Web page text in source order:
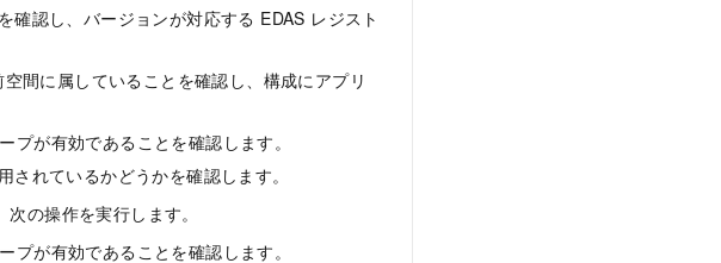
認し、バージョンが対応する EDAS レジスト
間に属していることを確認し、構成にアプリ
が有効であることを確認します。
れているかどうかを確認します。
の操作を実行します。
が有効であることを確認します。